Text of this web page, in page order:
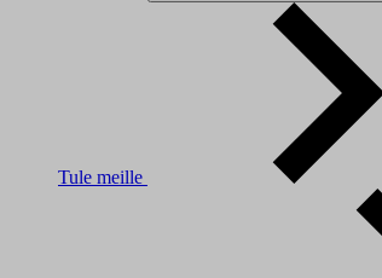
Tule meille